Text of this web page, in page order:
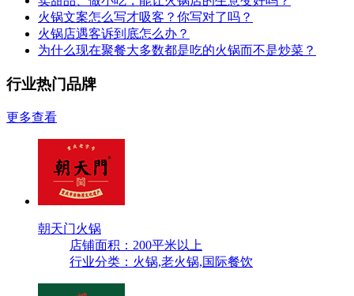
火锅文案怎么写才吸客？你写对了吗？
火锅店遇客诉到底怎么办？
为什么现在聚餐大多数都是吃的火锅而不是炒菜？
行业热门品牌
更多查看
朝天门火锅
店铺面积：200平米以上
行业分类：火锅,老火锅,国际餐饮